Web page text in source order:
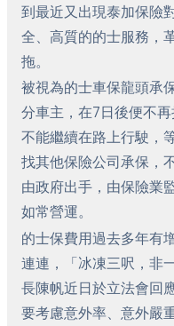
到最近又出現泰加保險
全、高質的的士服務，
拖。
被視為的士車保龍頭承
分車主，在7日後便不
不能繼續在路上行駛，
找其他保險公司承保，
由政府出手，由保險業
如常營運。
的士保費用過去多年有
連連，「冰凍三呎，非
長陳帆近日於立法會回
要考慮意外率、意外嚴